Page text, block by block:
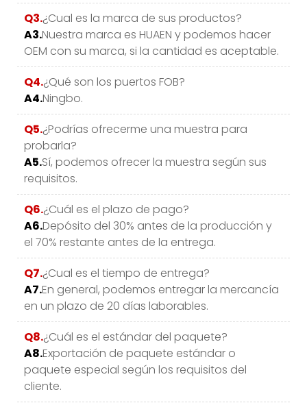
Q3.¿Cual es la marca de sus productos?
A3.Nuestra marca es HUAEN y podemos hacer
OEM con su marca, si la cantidad es aceptable.
Q4.¿Qué son los puertos FOB?
A4.Ningbo.
Q5.¿Podrías ofrecerme una muestra para
probarla?
A5.Sí, podemos ofrecer la muestra según sus
requisitos.
Q6.¿Cuál es el plazo de pago?
A6.Depósito del 30% antes de la producción y
el 70% restante antes de la entrega.
Q7.¿Cual es el tiempo de entrega?
A7.En general, podemos entregar la mercancía
en un plazo de 20 días laborables.
Q8.¿Cuál es el estándar del paquete?
A8.Exportación de paquete estándar o
paquete especial según los requisitos del
cliente.